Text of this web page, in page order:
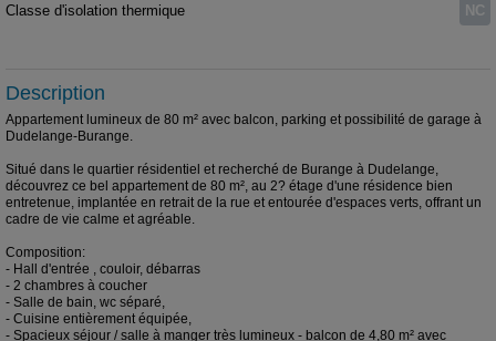
Classe d'isolation thermique NC
Description
Appartement lumineux de 80 m² avec balcon, parking et possibilité de garage à
Dudelange-Burange.
Situé dans le quartier résidentiel et recherché de Burange à Dudelange,
découvrez ce bel appartement de 80 m², au 2? étage d'une résidence bien
entretenue, implantée en retrait de la rue et entourée d'espaces verts, offrant un
cadre de vie calme et agréable.
Composition:
- Hall d'entrée , couloir, débarras
- 2 chambres à coucher
- Salle de bain, wc séparé,
- Cuisine entièrement équipée,
- Spacieux séjour / salle à manger très lumineux - balcon de 4,80 m² avec